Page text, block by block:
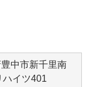
中市新千里南
ハイツ401